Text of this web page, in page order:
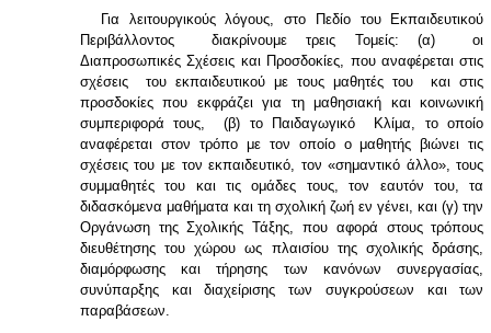
Για λειτουργικούς λόγους, στο Πεδίο του Εκπαιδευτικού
Περιβάλλοντος διακρίνουμε τρεις Τομείς: (α) οι
Διαπροσωπικές Σχέσεις και Προσδοκίες, που αναφέρεται στις
σχέσεις του εκπαιδευτικού με τους μαθητές του και στις
προσδοκίες που εκφράζει για τη μαθησιακή και κοινωνική
συμπεριφορά τους, (β) το Παιδαγωγικό Κλίμα, το οποίο
αναφέρεται στον τρόπο με τον οποίο ο μαθητής βιώνει τις
σχέσεις του με τον εκπαιδευτικό, τον «σημαντικό άλλο», τους
συμμαθητές του και τις ομάδες τους, τον εαυτόν του, τα
διδασκόμενα μαθήματα και τη σχολική ζωή εν γένει, και (γ) την
Οργάνωση της Σχολικής Τάξης, που αφορά στους τρόπους
διευθέτησης του χώρου ως πλαισίου της σχολικής δράσης,
διαμόρφωσης και τήρησης των κανόνων συνεργασίας,
συνύπαρξης και διαχείρισης των συγκρούσεων και των
παραβάσεων.